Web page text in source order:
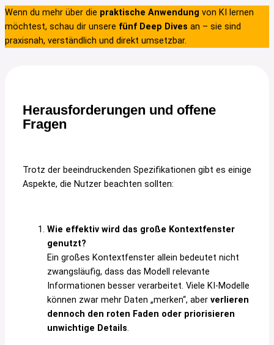
Wenn du mehr über die praktische Anwendung von KI lernen
möchtest, schau dir unsere fünf Deep Dives an – sie sind
praxisnah, verständlich und direkt umsetzbar.
Herausforderungen und offene
Fragen
Trotz der beeindruckenden Spezifikationen gibt es einige
Aspekte, die Nutzer beachten sollten:
Wie effektiv wird das große Kontextfenster
genutzt?
Ein großes Kontextfenster allein bedeutet nicht
zwangsläufig, dass das Modell relevante
Informationen besser verarbeitet. Viele KI-Modelle
können zwar mehr Daten „merken“, aber verlieren
dennoch den roten Faden oder priorisieren
unwichtige Details.